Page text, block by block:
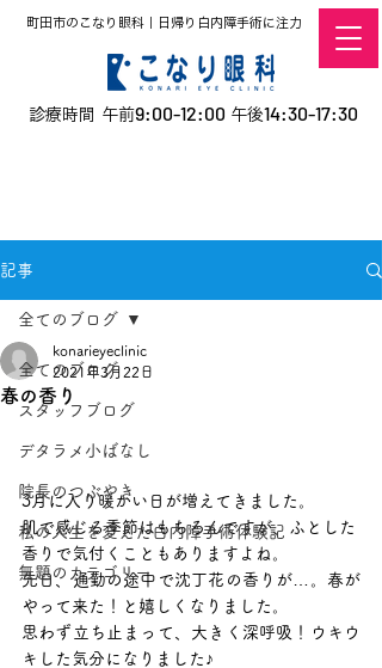
町田市のこなり眼科｜日帰り白内障手術に注力
診療時間 午前9:00-12:00 午後14:30-17:30
記事
全てのブログ
スタッフブログ
デタラメ小ばなし
院長のつぶやき
私の人生を変えた白内障手術体験記
無題のカテゴリー
全てのブログ
春の香り
konarieyeclinic
2021年3月22日
3月に入り暖かい日が増えてきました。
肌で感じる季節はもちろんですが、ふとした
香りで気付くこともありますよね。
先日、通勤の途中で沈丁花の香りが…。春が
やって来た！と嬉しくなりました。
思わず立ち止まって、大きく深呼吸！ウキウ
キした気分になりました♪